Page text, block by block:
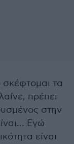
τα
πρέπει
στην
Εγώ
είναι